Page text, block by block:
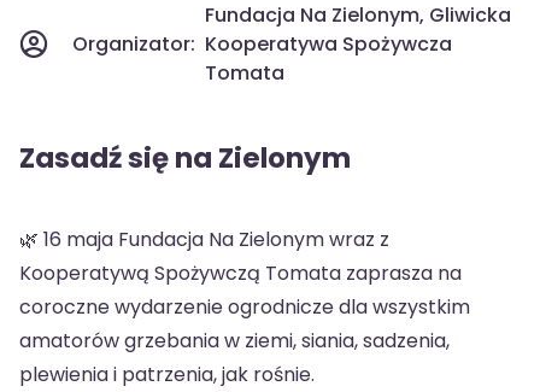
Organizator:
Fundacja Na Zielonym, Gliwicka
Kooperatywa Spożywcza
Tomata
Zasadź się na Zielonym
🌿 16 maja Fundacja Na Zielonym wraz z
Kooperatywą Spożywczą Tomata zaprasza na
coroczne wydarzenie ogrodnicze dla wszystkim
amatorów grzebania w ziemi, siania, sadzenia,
plewienia i patrzenia, jak rośnie.